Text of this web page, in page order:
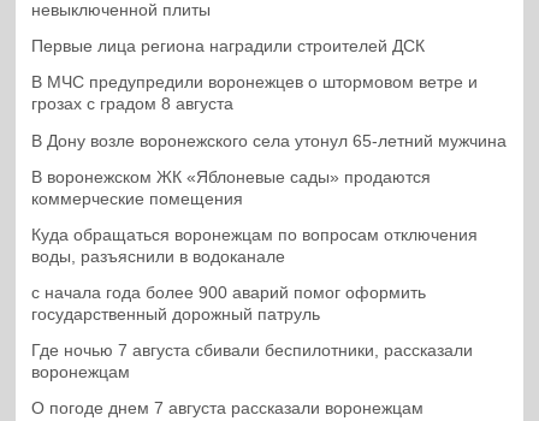
невыключенной плиты
Первые лица региона наградили строителей ДСК
В МЧС предупредили воронежцев о штормовом ветре и
грозах с градом 8 августа
В Дону возле воронежского села утонул 65-летний мужчина
В воронежском ЖК «Яблоневые сады» продаются
коммерческие помещения
Куда обращаться воронежцам по вопросам отключения
воды, разъяснили в водоканале
с начала года более 900 аварий помог оформить
государственный дорожный патруль
Где ночью 7 августа сбивали беспилотники, рассказали
воронежцам
О погоде днем 7 августа рассказали воронежцам